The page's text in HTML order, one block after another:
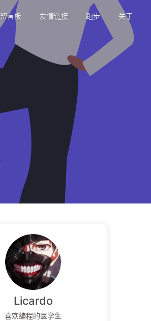
留言板 友情链接 跑步 关于
Licardo
喜欢编程的医学生